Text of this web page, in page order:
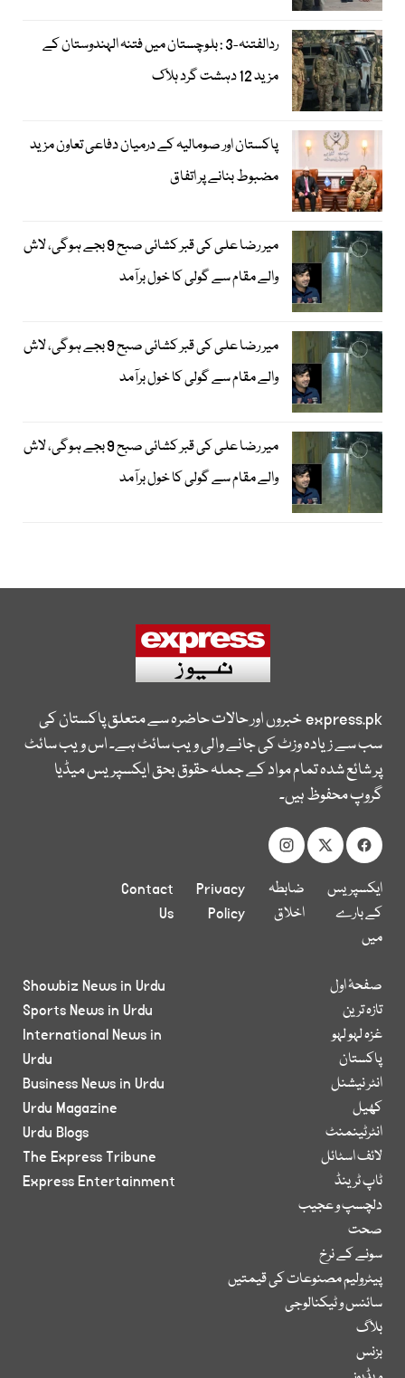
ردالفتنہ-3 : بلوچستان میں فتنہ الہندوستان کے
مزید 12 دہشت گرد ہلاک
پاکستان اور صومالیہ کے درمیان دفاعی تعاون مزید
مضبوط بنانے پر اتفاق
میر رضا علی کی قبر کشائی صبح 9 بجے ہوگی، لاش
والے مقام سے گولی کا خول برآمد
میر رضا علی کی قبر کشائی صبح 9 بجے ہوگی، لاش
والے مقام سے گولی کا خول برآمد
میر رضا علی کی قبر کشائی صبح 9 بجے ہوگی، لاش
والے مقام سے گولی کا خول برآمد
express.pkخبروں اور حالات حاضرہ سے متعلق پاکستان کی
سب سے زیادہ وزٹ کی جانے والی ویب سائٹ ہے۔ اس ویب سائٹ
پر شائع شدہ تمام مواد کے جملہ حقوق بحق ایکسپریس میڈیا
گروپ محفوظ ہیں۔
ایکسپریس
کے بارے
میں
ضابطہ
اخلاق
Privacy
Policy
Contact
Us
صفحۂ اول
تازہ ترین
غزہ لہو لہو
پاکستان
انٹر نیشنل
کھیل
انٹرٹینمنٹ
لائف اسٹائل
ٹاپ ٹرینڈ
دلچسپ و عجیب
صحت
سونے کے نرخ
پیٹرولیم مصنوعات کی قیمتیں
سائنس و ٹیکنالوجی
بلاگ
بزنس
Showbiz News in Urdu
Sports News in Urdu
International News in
Urdu
Business News in Urdu
Urdu Magazine
Urdu Blogs
The Express Tribune
Express Entertainment